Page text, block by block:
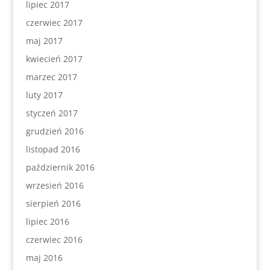
lipiec 2017
czerwiec 2017
maj 2017
kwiecień 2017
marzec 2017
luty 2017
styczeń 2017
grudzień 2016
listopad 2016
październik 2016
wrzesień 2016
sierpień 2016
lipiec 2016
czerwiec 2016
maj 2016